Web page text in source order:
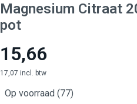
Magnesium Citraat
pot
15,66
17,07 incl. btw
Op voorraad (77)